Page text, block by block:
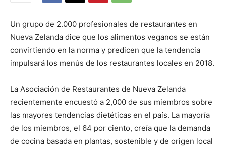
Un grupo de 2.000 profesionales de restaurantes en
Nueva Zelanda dice que los alimentos veganos se están
convirtiendo en la norma y predicen que la tendencia
impulsará los menús de los restaurantes locales en 2018.
La Asociación de Restaurantes de Nueva Zelanda
recientemente encuestó a 2,000 de sus miembros sobre
las mayores tendencias dietéticas en el país. La mayoría
de los miembros, el 64 por ciento, creía que la demanda
de cocina basada en plantas, sostenible y de origen local